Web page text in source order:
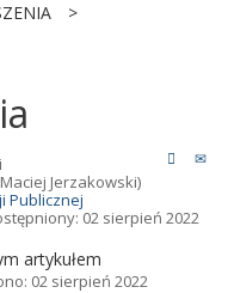
>
Jerzakowski)
Publicznej
02 sierpień 2022
artykułem
02 sierpień 2022